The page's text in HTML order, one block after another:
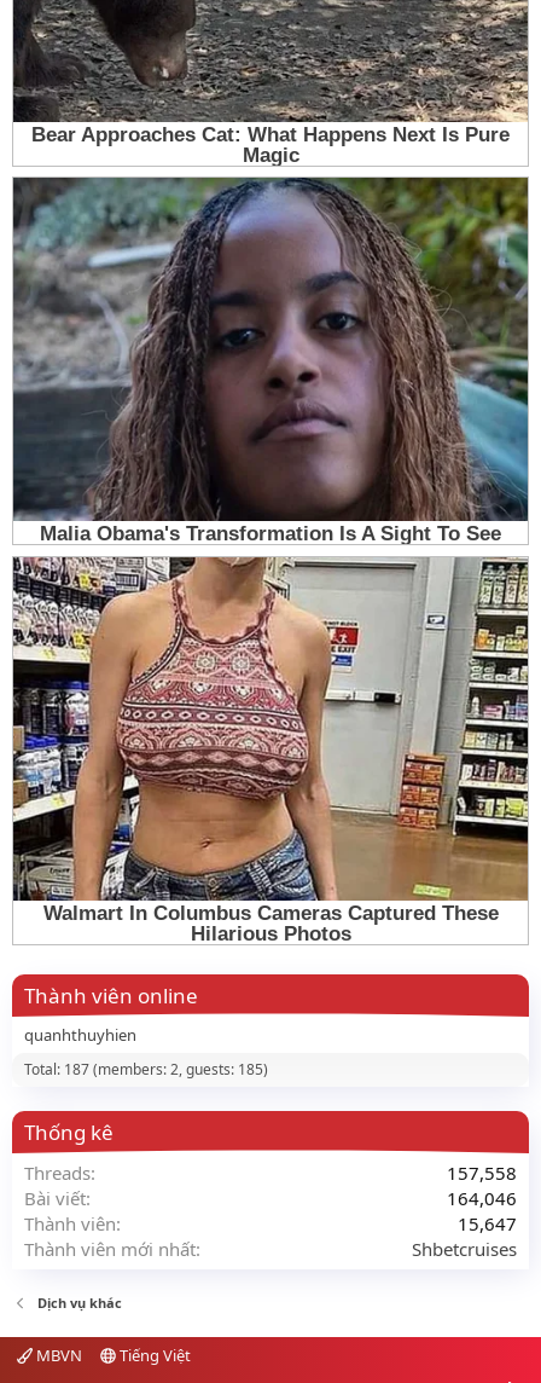
Thành viên online
quanhthuyhien
Total: 187 (members: 2, guests: 185)
Thống kê
Threads
157,558
Bài viết
164,046
Thành viên
15,647
Thành viên mới nhất
Shbetcruises
Dịch vụ khác
MBVN
Tiếng Việt